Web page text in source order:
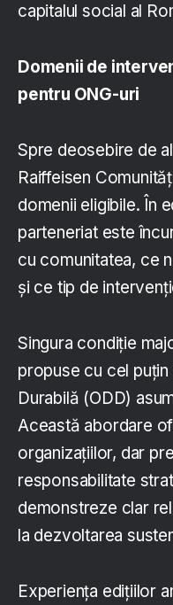
capitalul social al
Domenii de
pentru ONG-uri
Spre deosebire de
Raiffeisen
domenii eligibile. În
parteneriat este
cu comunitatea, ce
și ce tip de
Singura condiție
propuse cu cel
Durabilă (ODD)
Această abordare
organizațiilor, dar
responsabilitate
demonstreze clar
la dezvoltarea
Experiența edițiilor